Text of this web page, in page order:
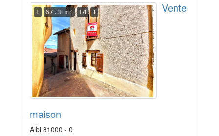
1 67.3 m² T4 1 Vente
maison
Albi 81000 - 0